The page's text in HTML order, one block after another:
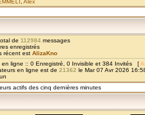
Alex
de 112984 messages
enregistrés
récent est AlizaKno
en ligne :: 0 Enregistré, 0 Invisible et 384 Invités [
en ligne est de 21362 le Mar 07 Avr 2026
actifs des cinq dernières minutes